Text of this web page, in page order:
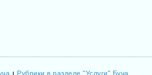
| Рубрики в разделе "Услуги" Буча